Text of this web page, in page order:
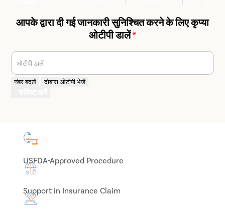
आपके द्वारा दी गई जानकारी सुनिश्चित करने के लिए कृप्या
ओटीपी डालें*
ओटीपी डालें
नंबर बदलें दोबारा ओटीपी भेजें
USFDA-Approved Procedure
Support in Insurance Claim